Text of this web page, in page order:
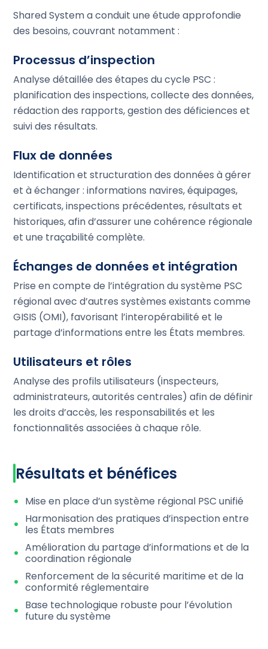
Shared System a conduit une étude approfondie
des besoins, couvrant notamment :
Processus d’inspection
Analyse détaillée des étapes du cycle PSC :
planification des inspections, collecte des données,
rédaction des rapports, gestion des déficiences et
suivi des résultats.
Flux de données
Identification et structuration des données à gérer
et à échanger : informations navires, équipages,
certificats, inspections précédentes, résultats et
historiques, afin d’assurer une cohérence régionale
et une traçabilité complète.
Échanges de données et intégration
Prise en compte de l’intégration du système PSC
régional avec d’autres systèmes existants comme
GISIS (OMI), favorisant l’interopérabilité et le
partage d’informations entre les États membres.
Utilisateurs et rôles
Analyse des profils utilisateurs (inspecteurs,
administrateurs, autorités centrales) afin de définir
les droits d’accès, les responsabilités et les
fonctionnalités associées à chaque rôle.
Résultats et bénéfices
Mise en place d’un système régional PSC unifié
Harmonisation des pratiques d’inspection entre
les États membres
Amélioration du partage d’informations et de la
coordination régionale
Renforcement de la sécurité maritime et de la
conformité réglementaire
Base technologique robuste pour l’évolution
future du système